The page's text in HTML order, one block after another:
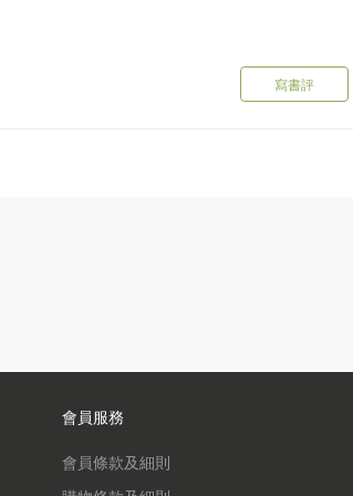
寫書評
會員服務
會員條款及細則